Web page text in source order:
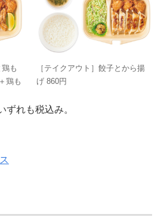
も
鶏も
［テイクアウト］餃子とから揚
げ 860円
れも税込み。